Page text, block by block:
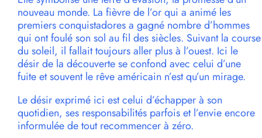
nouveau monde. La fièvre de l’or qui a animé les
premiers conquistadores a gagné nombre d’hommes
qui ont foulé son sol au fil des siècles. Suivant la course
du soleil, il fallait toujours aller plus à l’ouest. Ici le
désir de la découverte se confond avec celui d’une
fuite et souvent le rêve américain n’est qu’un mirage.
Le désir exprimé ici est celui d’échapper à son
quotidien, ses responsabilités parfois et l’envie encore
informulée de tout recommencer à zéro.